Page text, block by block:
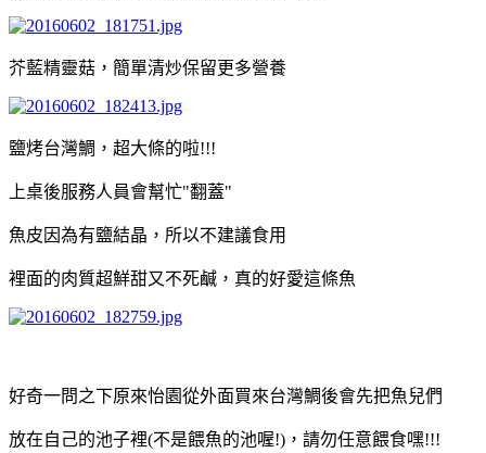
芥藍精靈菇，簡單清炒保留更多營養
鹽烤台灣鯛，超大條的啦!!!
上桌後服務人員會幫忙"翻蓋"
魚皮因為有鹽結晶，所以不建議食用
裡面的肉質超鮮甜又不死鹹，真的好愛這條魚
好奇一問之下原來怡園從外面買來台灣鯛後會先把魚兒們
放在自己的池子裡(不是餵魚的池喔!)，請勿任意餵食嘿!!!